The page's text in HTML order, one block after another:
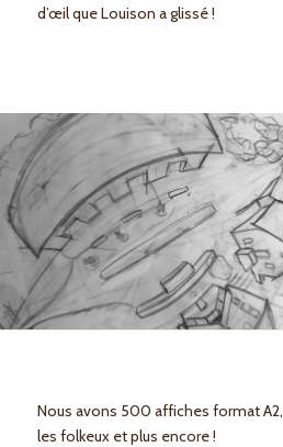
d’œil que Louison a glissé !
Nous avons 500 affiches format
les folkeux et plus encore !